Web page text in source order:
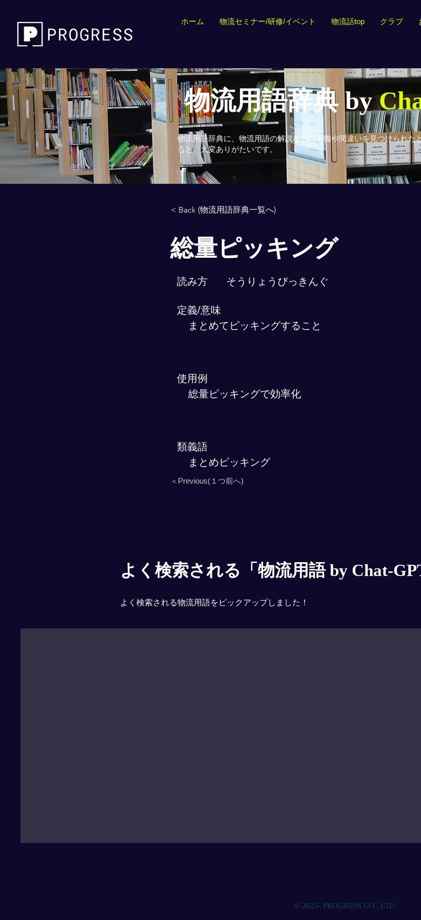
ホーム 物流セミナー/研修/イベント 物流話top クラブ
物流用語辞典 by
物流用語辞典に、物流用語の解説などに不備や間違いを見つけられた
ると、大変ありがたいです。
< Back (物流用語辞典一覧へ)
総量ピッキング
読み方 そうりょうぴっきんぐ
定義/意味
まとめてピッキングすること
使用例
総量ピッキングで効率化
類義語
まとめピッキング
＜Previous(１つ前へ)
よく検索される「物流用語 by Chat-
よく検索される物流用語をピックアップしました！
© 2025- PROGRESS CO., LTD